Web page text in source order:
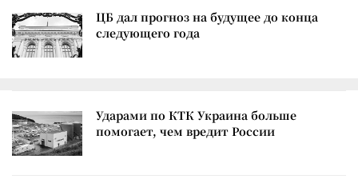
ЦБ дал прогноз на будущее до конца
следующего года
Ударами по КТК Украина больше
помогает, чем вредит России